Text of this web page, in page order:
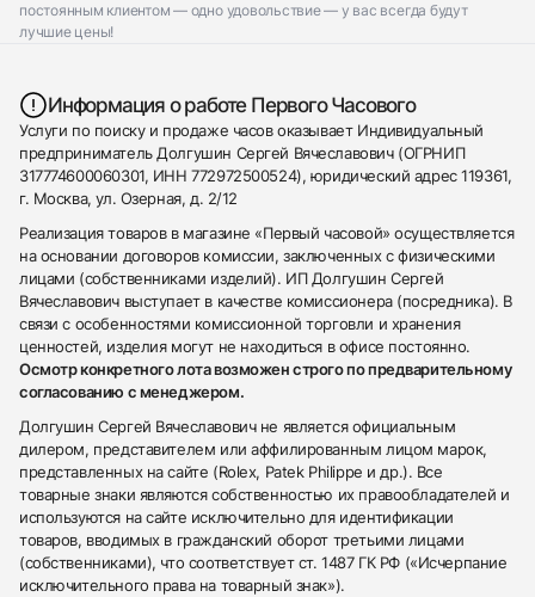
постоянным клиентом — одно удовольствие — у вас всегда будут
лучшие цены!
Информация о работе Первого Часового
Услуги по поиску и продаже часов оказывает Индивидуальный
предприниматель Долгушин Сергей Вячеславович (ОГРНИП
317774600060301, ИНН 772972500524), юридический адрес 119361,
г. Москва, ул. Озерная, д. 2/12
Реализация товаров в магазине «Первый часовой» осуществляется
на основании договоров комиссии, заключенных с физическими
лицами (собственниками изделий). ИП Долгушин Сергей
Вячеславович выступает в качестве комиссионера (посредника). В
связи с особенностями комиссионной торговли и хранения
ценностей, изделия могут не находиться в офисе постоянно.
Осмотр конкретного лота возможен строго по предварительному
согласованию с менеджером.
Долгушин Сергей Вячеславович не является официальным
дилером, представителем или аффилированным лицом марок,
представленных на сайте (Rolex, Patek Philippe и др.). Все
товарные знаки являются собственностью их правообладателей и
используются на сайте исключительно для идентификации
товаров, вводимых в гражданский оборот третьими лицами
(собственниками), что соответствует ст. 1487 ГК РФ («Исчерпание
исключительного права на товарный знак»).